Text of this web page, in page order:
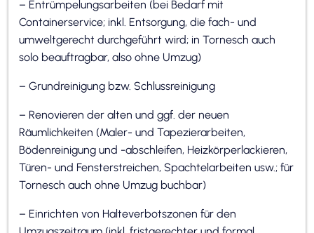
– Entrümpelungsarbeiten (bei Bedarf mit
Containerservice; inkl. Entsorgung, die fach- und
umweltgerecht durchgeführt wird; in Tornesch auch
solo beauftragbar, also ohne Umzug)
– Grundreinigung bzw. Schlussreinigung
– Renovieren der alten und ggf. der neuen
Räumlichkeiten (Maler- und Tapezierarbeiten,
Bödenreinigung und -abschleifen, Heizkörperlackieren,
Türen- und Fensterstreichen, Spachtelarbeiten usw.; für
Tornesch auch ohne Umzug buchbar)
– Einrichten von Halteverbotszonen für den